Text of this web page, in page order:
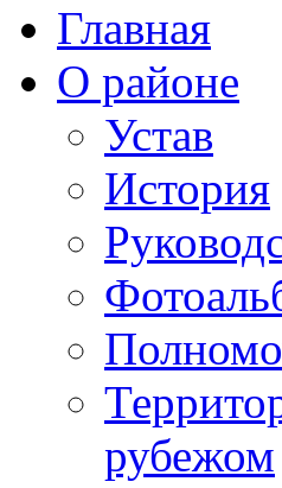
Главная
О районе
Устав
История
рубежом